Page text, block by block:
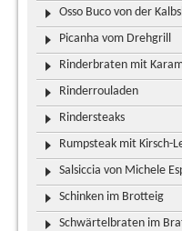
Osso Buco von der
Picanha vom Drehgrill
Rinderbraten mit
Rinderrouladen
Rindersteaks
Rumpsteak mit Kirsch-
Salsiccia von Michele
Schinken im Brotteig
Schwärtelbraten im